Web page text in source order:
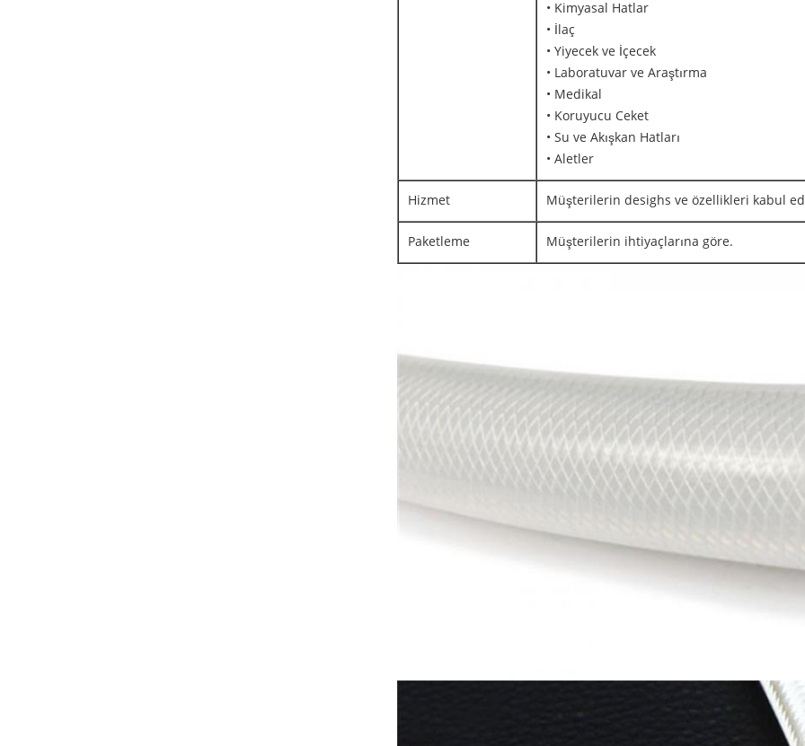
• Kimyasal Hatlar
• İlaç
• Yiyecek ve İçecek
• Laboratuvar ve Araştırma
• Medikal
• Koruyucu Ceket
• Su ve Akışkan Hatları
• Aletler
Hizmet Müşterilerin desighs ve özellikleri kabul
Paketleme Müşterilerin ihtiyaçlarına göre.